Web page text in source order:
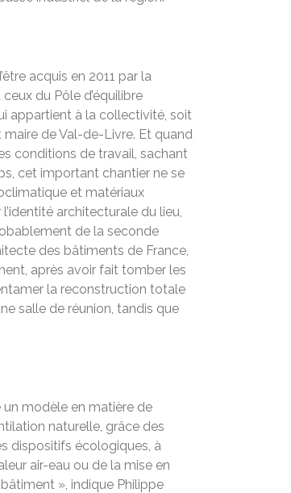
acquis en 2011 par la
du Pôle d’équilibre
appartient à la collectivité, soit
de Val-de-Livre. Et quand
conditions de travail, sachant
cet important chantier ne se
et matériaux
architecturale du lieu,
de la seconde
des bâtiments de France,
après avoir fait tomber les
la reconstruction totale
salle de réunion, tandis que
un modèle en matière de
naturelle, grâce des
dispositifs écologiques, à
air-eau ou de la mise en
», indique Philippe